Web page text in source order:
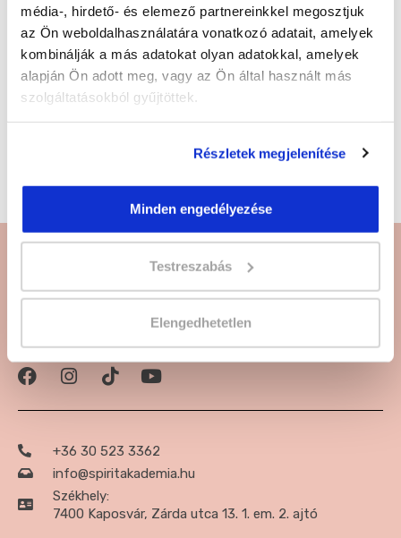
média-, hirdető- és elemező partnereinkkel megosztjuk
az Ön weboldalhasználatára vonatkozó adatait, amelyek
kombinálják a más adatokat olyan adatokkal, amelyek
alapján Ön adott meg, vagy az Ön által használt más
szolgáltatásokból gyűjtöttek.
Részletek megjelenítése
Minden engedélyezése
Testreszabás
Elengedhetetlen
Szakképesítés
Szükséges iskolai végzettség:
érettségi + előképzettség
weboldalunkon rengeteg tanfolyamot találsz!
Kattints és jelentkezz!
+36 30 523 3362
info@spiritakademia.hu
Székhely:
7400 Kaposvár, Zárda utca 13. 1. em. 2. ajtó